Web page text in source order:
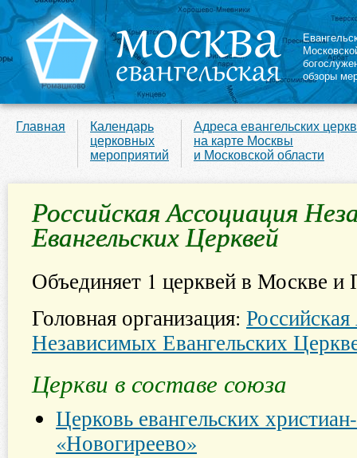
обзоры
Главная
Календарь
церковных
мероприятий
Адреса евангельских
на карте Москвы
и Московской области
Российская Ассоциация
Евангельских Церквей
Объединяет 1 церквей в Москве и
Головная организация:
Независимых Евангельских
Церкви в составе союза
Церковь евангельских
«Новогиреево»